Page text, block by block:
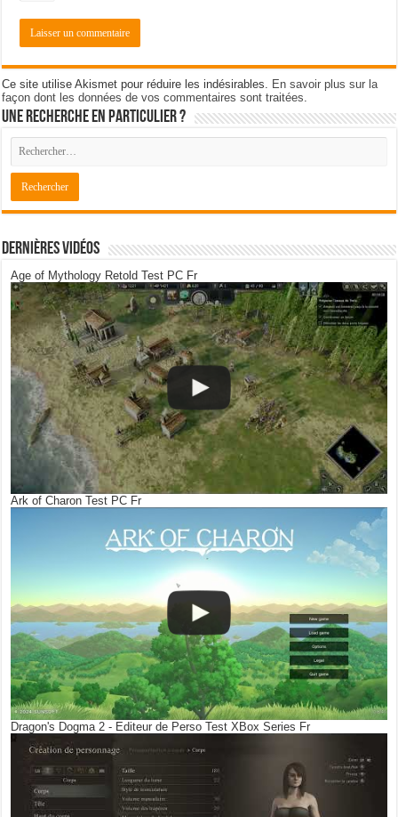
Ce site utilise Akismet pour réduire les indésirables. En savoir plus sur la
façon dont les données de vos commentaires sont traitées.
Une recherche en particulier ?
Dernières Vidéos
Age of Mythology Retold Test PC Fr
Ark of Charon Test PC Fr
Dragon's Dogma 2 - Editeur de Perso Test XBox Series Fr